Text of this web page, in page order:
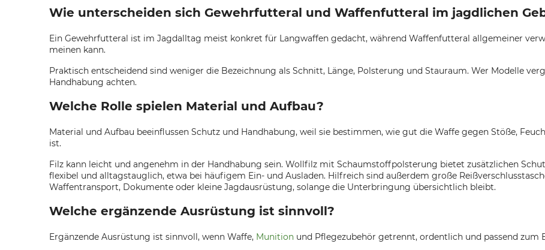
Wie unterscheiden sich Gewehrfutteral und Waffenfutteral im jagdlichen
Ein Gewehrfutteral ist im Jagdalltag meist konkret für Langwaffen gedacht, während Waffenfutteral allgemeiner
meinen kann.
Praktisch entscheidend sind weniger die Bezeichnung als Schnitt, Länge, Polsterung und Stauraum. Wer Modelle
Handhabung achten.
Welche Rolle spielen Material und Aufbau?
Material und Aufbau beeinflussen Schutz und Handhabung, weil sie bestimmen, wie gut die Waffe gegen Stöße,
ist.
Filz kann leicht und angenehm in der Handhabung sein. Wollfilz mit Schaumstoffpolsterung bietet zusätzlichen
flexibel und alltagstauglich, etwa bei häufigem Ein- und Ausladen. Hilfreich sind außerdem große
Waffentransport, Dokumente oder kleine Jagdausrüstung, solange die Unterbringung übersichtlich bleibt.
Welche ergänzende Ausrüstung ist sinnvoll?
Ergänzende Ausrüstung ist sinnvoll, wenn Waffe, Munition und Pflegezubehör getrennt, ordentlich und passend zum